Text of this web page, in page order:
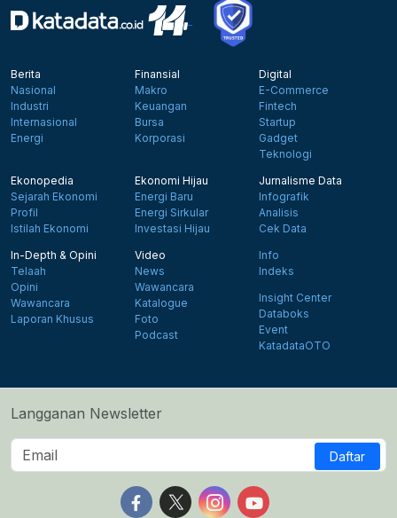
Berita
Nasional
Industri
Internasional
Energi
Finansial
Makro
Keuangan
Bursa
Korporasi
Digital
E-Commerce
Fintech
Startup
Gadget
Teknologi
Ekonopedia
Sejarah Ekonomi
Profil
Istilah Ekonomi
Ekonomi Hijau
Energi Baru
Energi Sirkular
Investasi Hijau
Jurnalisme Data
Infografik
Analisis
Cek Data
In-Depth & Opini
Telaah
Opini
Wawancara
Laporan Khusus
Video
News
Wawancara
Katalogue
Foto
Podcast
Info
Indeks
Insight Center
Databoks
Event
KatadataOTO
Langganan Newsletter
Daftar
Follow us on Facebook
Follow us on X
Follow us on Instagram
Follow us on